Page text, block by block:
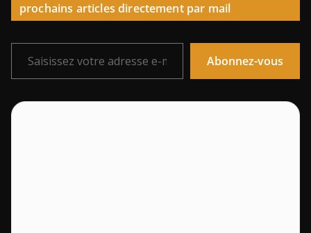
prochains articles directement par mail
Saisissez votre adresse e-mail…
Abonnez-vous